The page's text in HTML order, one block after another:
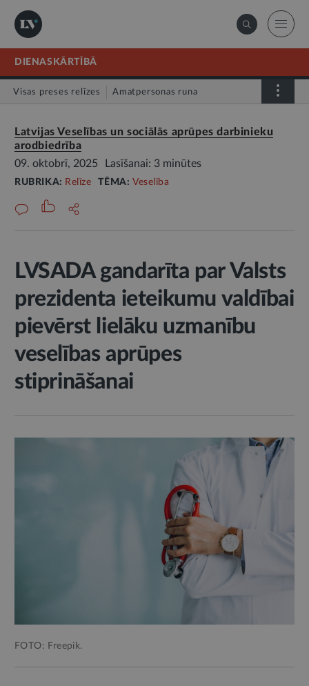
DIENASKĀRTĪBĀ
Visas preses relīzes Amatpersonas runa
Latvijas Veselības un sociālās aprūpes darbinieku
arodbiedrība
09. oktobrī, 2025
Lasīšanai: 3 minūtes
RUBRIKA: Relīze TĒMA:Veselība
LVSADA gandarīta par Valsts
prezidenta ieteikumu valdībai
pievērst lielāku uzmanību
veselības aprūpes
stiprināšanai
FOTO: Freepik.